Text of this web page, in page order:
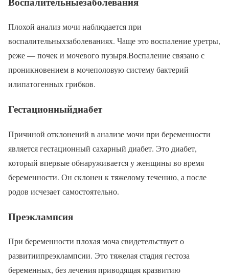
Плохой анализ мочи наблюдается при
воспалительныхзаболеваниях. Чаще это воспаление уретры,
реже — почек и мочевого пузыря.Воспаление связано с
проникновением в мочеполовую систему бактерий
илипатогенных грибков.
Гестационныйдиабет
Причиной отклонений в анализе мочи при беременности
является гестационный сахарный диабет. Это диабет,
который впервые обнаруживается у женщины во время
беременности. Он склонен к тяжелому течению, а после
родов исчезает самостоятельно.
Преэклампсия
При беременности плохая моча свидетельствует о
развитиипреэклампсии. Это тяжелая стадия гестоза
беременных, без лечения приводящая кразвитию